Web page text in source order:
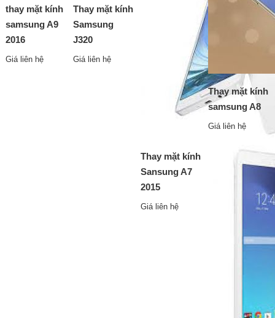
thay mặt kính
samsung A9
2016
Giá liên hệ
Thay mặt kính
Samsung
J320
Giá liên hệ
Thay mặt kính
Sansung A7
2015
Giá liên hệ
Thay mặt kính
samsung A8
Giá liên hệ